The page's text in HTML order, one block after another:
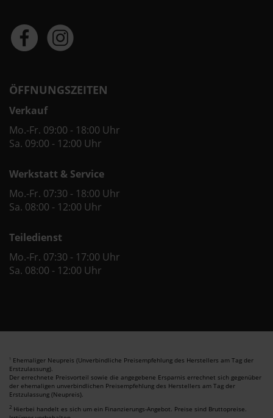
ÖFFNUNGSZEITEN
Verkauf
Mo.-Fr. 09:00 - 18:00 Uhr
Sa. 09:00 - 12:00 Uhr
Werkstatt & Service
Mo.-Fr. 07:30 - 18:00 Uhr
Sa. 08:00 - 12:00 Uhr
Teiledienst
Mo.-Fr. 07:30 - 17:00 Uhr
Sa. 08:00 - 12:00 Uhr
1 Ehemaliger Neupreis (Unverbindliche Preisempfehlung des Herstellers am Tag der
Erstzulassung).
Der errechnete Preisvorteil sowie die angegebene Ersparnis errechnet sich gegenüber
der ehemaligen unverbindlichen Preisempfehlung des Herstellers am Tag der
Erstzulassung (Neupreis).
2 Hierbei handelt es sich um ein Finanzierungs-Angebot. Preise sind Bruttopreise.